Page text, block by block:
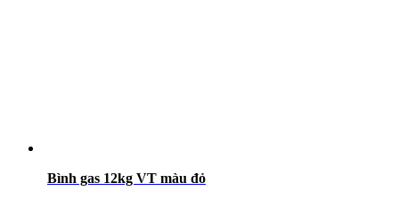
Bình gas 12kg VT màu đỏ